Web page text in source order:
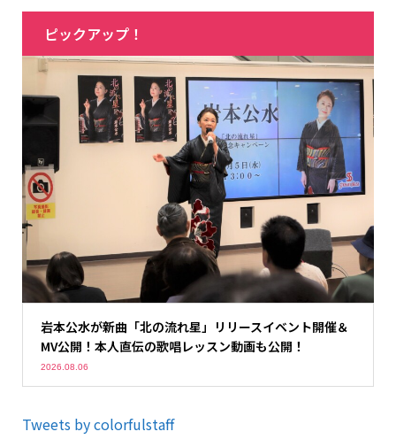
ピックアップ！
岩本公水が新曲「北の流れ星」リリースイベント開催＆
MV公開！本人直伝の歌唱レッスン動画も公開！
2026.08.06
Tweets by colorfulstaff